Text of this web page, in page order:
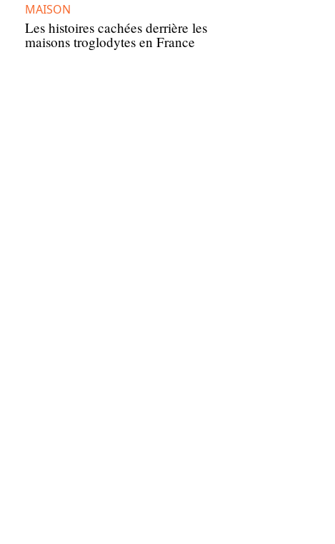
MAISON
Les histoires cachées derrière les
maisons troglodytes en France